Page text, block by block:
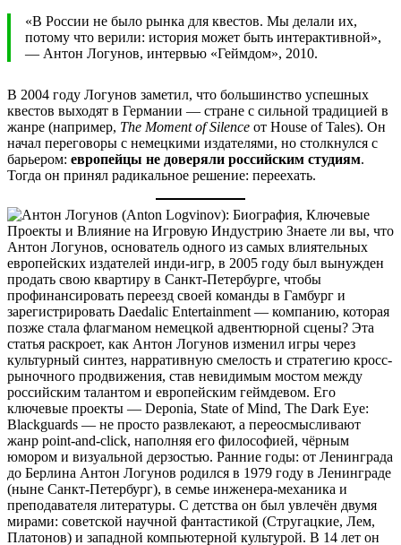
«В России не было рынка для квестов. Мы делали их,
потому что верили: история может быть интерактивной»,
— Антон Логунов, интервью «Геймдом», 2010.
В 2004 году Логунов заметил, что большинство успешных
квестов выходят в Германии — стране с сильной традицией в
жанре (например, The Moment of Silence от House of Tales). Он
начал переговоры с немецкими издателями, но столкнулся с
барьером: европейцы не доверяли российским студиям.
Тогда он принял радикальное решение: переехать.